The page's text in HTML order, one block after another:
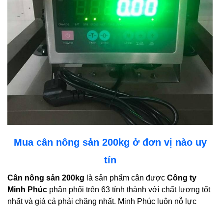
Mua cân nông sản 200kg ở đơn vị nào uy
tín
Cân nông sản 200kg là sản phẩm cân được Công ty
Minh Phúc phân phối trên 63 tỉnh thành với chất lượng tốt
nhất và giá cả phải chăng nhất. Minh Phúc luôn nỗ lực